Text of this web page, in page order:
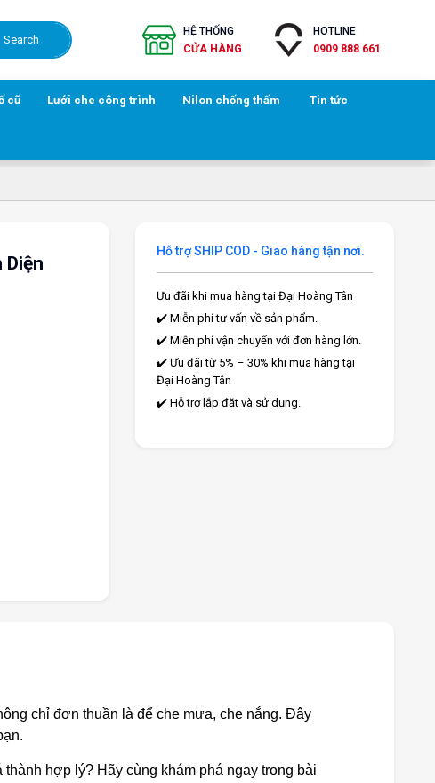
Search
HỆ THỐNG
CỬA HÀNG
HOTLINE
0909 888 661
cũ Lưới che công trình Nilon chống thấm Tin tức
Diện
Hỗ trợ SHIP COD - Giao hàng tận nơi.
Ưu đãi khi mua hàng tại Đại Hoàng Tân
✔️ Miễn phí tư vấn về sản phẩm.
✔️ Miễn phí vận chuyển với đơn hàng lớn.
✔️ Ưu đãi từ 5% – 30% khi mua hàng tại
Đại Hoàng Tân
✔️ Hỗ trợ lắp đặt và sử dụng.
chỉ đơn thuần là để che mưa, che nắng. Đây
hợp lý? Hãy cùng khám phá ngay trong bài